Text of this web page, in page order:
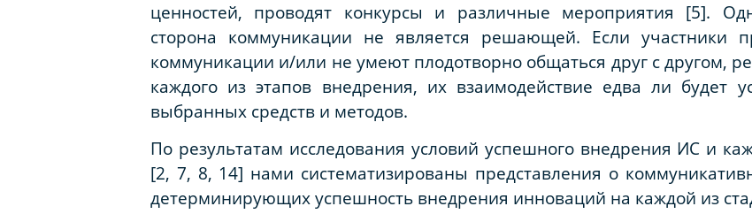
ценностей, проводят конкурсы и различные мероприятия [5].
сторона коммуникации не является решающей. Если участники
коммуникации и/или не умеют плодотворно общаться друг с другом,
каждого из этапов внедрения, их взаимодействие едва ли будет
выбранных средств и методов.
По результатам исследования условий успешного внедрения ИС и
[2, 7, 8, 14] нами систематизированы представления о
детерминирующих успешность внедрения инноваций на каждой из